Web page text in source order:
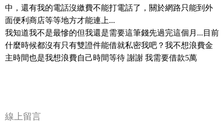
中，還有我的電話沒繳費不能打電話了，關於網路只能到外
面便利商店等等地方才能連上...
我知道我不是最慘的但我還是需要這筆錢先過完這個月...目前
什麼時候都沒有只有雙證件能借就私密我吧？我不想浪費金
主時間也是我想浪費自己時間等待 謝謝 我需要借款5萬
線上留言